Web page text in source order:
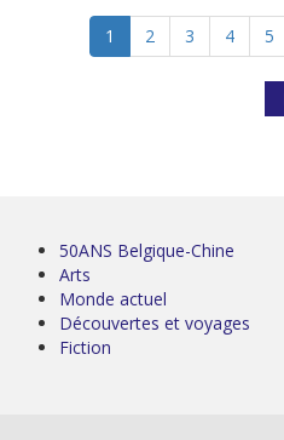
1 2 3 4 5
50ANS Belgique-Chine
Arts
Monde actuel
Découvertes et voyages
Fiction